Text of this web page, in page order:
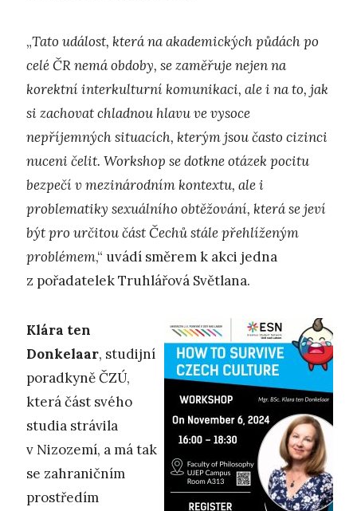
„Tato událost, která na akademických půdách po
celé ČR nemá obdoby, se zaměřuje nejen na
korektní interkulturní komunikaci, ale i na to, jak
si zachovat chladnou hlavu ve vysoce
nepříjemných situacích, kterým jsou často cizinci
nuceni čelit. Workshop se dotkne otázek pocitu
bezpečí v mezinárodním kontextu, ale i
problematiky sexuálního obtěžování, která se jeví
být pro určitou část Čechů stále přehlíženým
problémem,“ uvádí směrem k akci jedna
z pořadatelek Truhlářová Světlana.
Klára ten
Donkelaar, studijní
poradkyně ČZÚ,
která část svého
studia strávila
v Nizozemí, a má tak
se zahraničním
prostředím